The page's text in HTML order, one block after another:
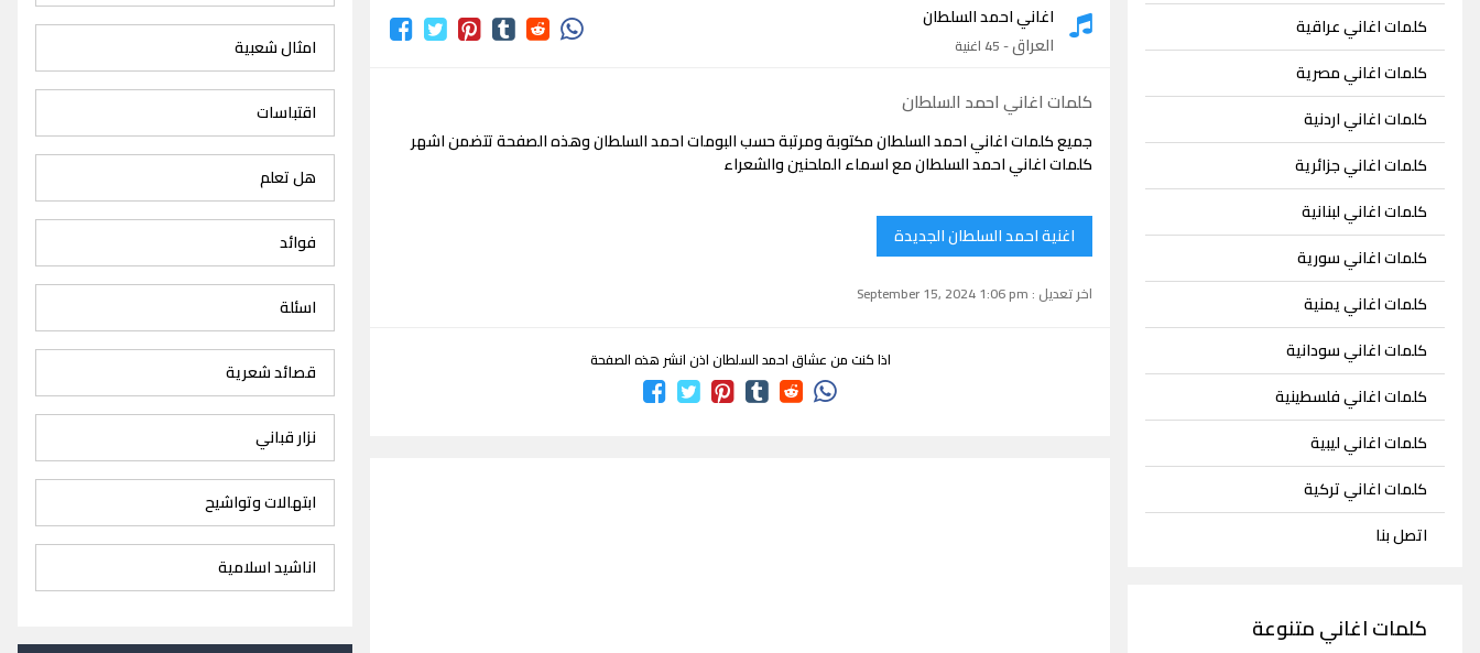
كلمات اغاني عراقية
كلمات اغاني مصرية
كلمات اغاني اردنية
كلمات اغاني جزائرية
كلمات اغاني لبنانية
كلمات اغاني سورية
كلمات اغاني يمنية
كلمات اغاني سودانية
كلمات اغاني فلسطينية
كلمات اغاني ليبية
كلمات اغاني تركية
اتصل بنا
كلمات اغاني متنوعة
اغاني احمد السلطان
العراق- 45 اغنية
كلمات اغاني احمد السلطان
جميع كلمات اغاني احمد السلطان مكتوبة ومرتبة حسب البومات احمد السلطان وهذه الصفحة تتضمن اشهر
كلمات اغاني احمد السلطان مع اسماء الملحنين والشعراء
اغنية احمد السلطان الجديدة
اخر تعديل : September 15, 2024 1:06 pm
اذا كنت من عشاق احمد السلطان اذن انشر هذه الصفحة
امثال شعبية
اقتباسات
هل تعلم
فوائد
اسئلة
قصائد شعرية
نزار قباني
ابتهالات وتواشيح
اناشيد اسلامية